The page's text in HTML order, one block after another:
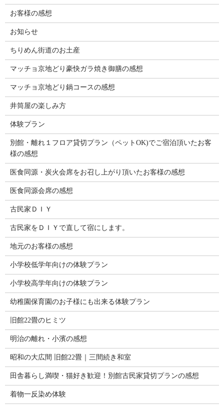
お客様の感想
お知らせ
ちりめん街道のお土産
マッチョ京地どり豪快ガラ焼き御膳の感想
マッチョ京地どり鍋コースの感想
井筒屋の楽しみ方
体験プラン
別館・離れ１フロア貸切プラン（ペットOK)でご宿泊頂いたお客
様の感想
医食同源・炭火会席をお召し上がり頂いたお客様の感想
医食同源会席の感想
古民家ＤＩＹ
古民家をＤＩＹで直して宿にします。
地元のお客様の感想
小学校低学年向けの体験プラン
小学校高学年向けの体験プラン
幼稚園保育園のお子様にも出来る体験プラン
旧館22畳のヒミツ
明治の離れ・小濱の感想
昭和の大広間 旧館22畳｜三間続き和室
田舎暮らし満喫・猫好き歓迎！別館古民家貸切プランの感想
着物一反染め体験